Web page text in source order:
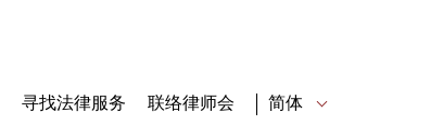
寻找法律服务 联络律师会 简体